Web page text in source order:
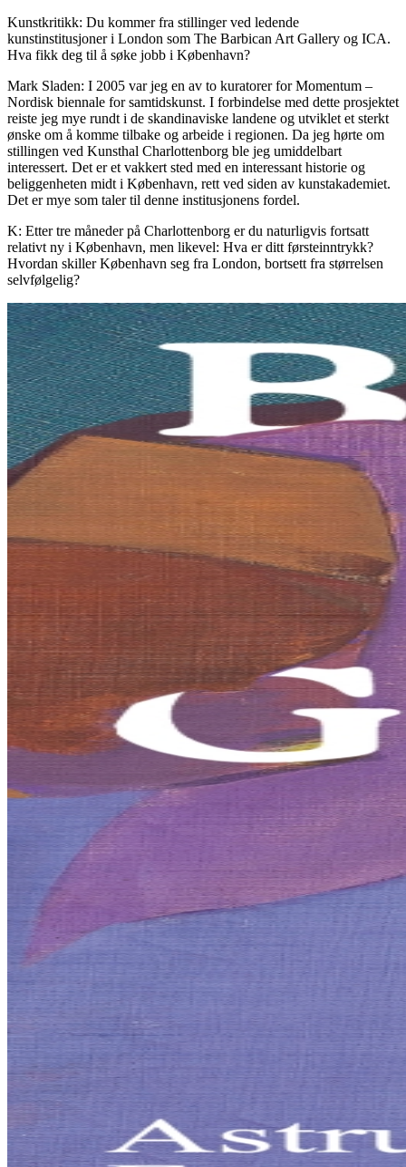
Kunstkritikk: Du kommer fra stillinger ved ledende
kunstinstitusjoner i London som The Barbican Art Gallery og ICA.
Hva fikk deg til å søke jobb i København?
Mark Sladen: I 2005 var jeg en av to kuratorer for Momentum –
Nordisk biennale for samtidskunst. I forbindelse med dette prosjektet
reiste jeg mye rundt i de skandinaviske landene og utviklet et sterkt
ønske om å komme tilbake og arbeide i regionen. Da jeg hørte om
stillingen ved Kunsthal Charlottenborg ble jeg umiddelbart
interessert. Det er et vakkert sted med en interessant historie og
beliggenheten midt i København, rett ved siden av kunstakademiet.
Det er mye som taler til denne institusjonens fordel.
K: Etter tre måneder på Charlottenborg er du naturligvis fortsatt
relativt ny i København, men likevel: Hva er ditt førsteinntrykk?
Hvordan skiller København seg fra London, bortsett fra størrelsen
selvfølgelig?